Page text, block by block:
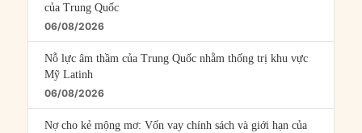
của Trung Quốc
06/08/2026
Nỗ lực âm thầm của Trung Quốc nhằm thống trị khu vực
Mỹ Latinh
06/08/2026
Nợ cho kẻ mộng mơ: Vốn vay chính sách và giới hạn của